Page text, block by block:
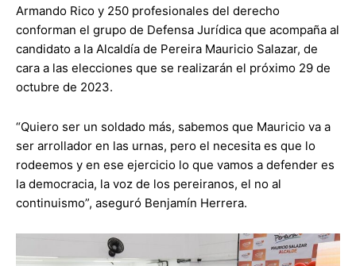
Armando Rico y 250 profesionales del derecho
conforman el grupo de Defensa Jurídica que acompaña al
candidato a la Alcaldía de Pereira Mauricio Salazar, de
cara a las elecciones que se realizarán el próximo 29 de
octubre de 2023.
“Quiero ser un soldado más, sabemos que Mauricio va a
ser arrollador en las urnas, pero el necesita es que lo
rodeemos y en ese ejercicio lo que vamos a defender es
la democracia, la voz de los pereiranos, el no al
continuismo”, aseguró Benjamín Herrera.